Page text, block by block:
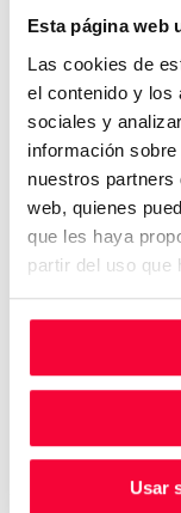
Esta página web
Las cookies de
el contenido y los
sociales y
información
nuestros
web, quienes
que les haya
partir del uso que
Usar
4531mm
Peso:
Otros
Audi